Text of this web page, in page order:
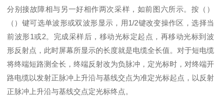
分别接故障相与另一好相作两次采样，如前图六所示。按（）
（）键可选单波形或双波形显示，用1/2键改变操作区，选择当
前波形1或2。完成采样后，移动光标定起点，再移动光标到波
形反射点，此时屏幕所显示的长度就是电缆全长值。对于短电缆
将终端短路测全长，终端反射改为负脉冲，定光标时，对终端开
路电缆以发射正脉冲上升沿与基线交点为准定光标起点，以反射
正脉冲上升沿与基线交点定光标终点。